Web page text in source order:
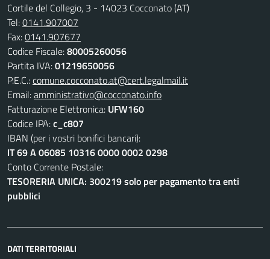
Cortile del Collegio, 3 - 14023 Cocconato (AT)
Tel:0141.907007
Fax:0141.907677
Codice Fiscale:80005260056
Partita IVA:01219650056
P.E.C.:comune.cocconato.at@cert.legalmail.it
Email:amministrativo@cocconato.info
Fatturazione Elettronica: UFW160
Codice IPA:c_c807
IBAN (per i vostri bonifici bancari):
IT 69 A 06085 10316 0000 0002 0298
Conto Corrente Postale:
TESORERIA UNICA: 300219 solo per pagamento tra enti
pubblici
DATI TERRITORIALI